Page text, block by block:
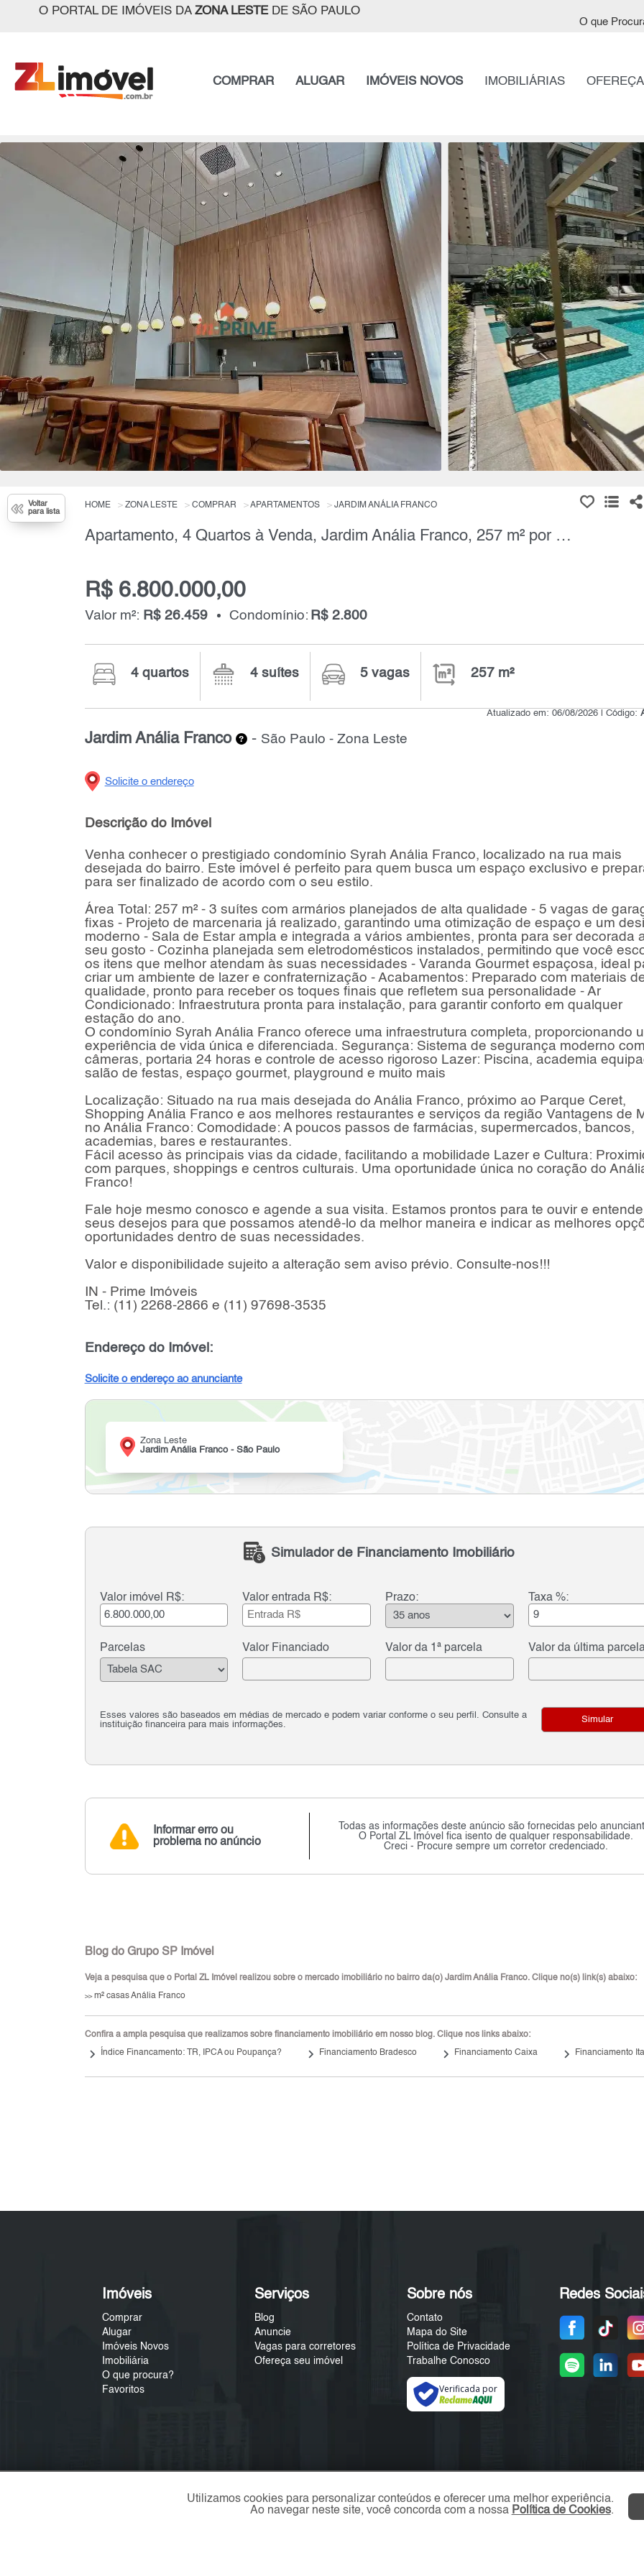
O PORTAL DE IMÓVEIS DA ZONA LESTEDE SÃO PAULO
O que
COMPRAR ALUGAR IMÓVEIS NOVOS IMOBILIÁRIAS
Voltar
para lista
HOME ZONA LESTE COMPRAR APARTAMENTOS JARDIM ANÁLIA FRANCO
Apartamento, 4 Quartos à Venda, Jardim Anália Franco, 257 m² por R$ 6.800.000,00
R$ 6.800.000,00
Valor m²: R$ 26.459 Condomínio: R$ 2.800
4 quartos 4 suítes 5 vagas 257 m²
Atualizado em: 06/08/2026 | Código:
Jardim Anália Franco - São Paulo - Zona Leste
Solicite o endereço
Descrição do Imóvel
Venha conhecer o prestigiado condomínio Syrah Anália Franco, localizado na rua mais
desejada do bairro. Este imóvel é perfeito para quem busca um espaço exclusivo e
para ser finalizado de acordo com o seu estilo.
Área Total: 257 m² - 3 suítes com armários planejados de alta qualidade - 5 vagas de
fixas - Projeto de marcenaria já realizado, garantindo uma otimização de espaço e um
moderno - Sala de Estar ampla e integrada a vários ambientes, pronta para ser decorada
seu gosto - Cozinha planejada sem eletrodomésticos instalados, permitindo que você
os itens que melhor atendam às suas necessidades - Varanda Gourmet espaçosa, ideal
criar um ambiente de lazer e confraternização - Acabamentos: Preparado com materiais
qualidade, pronto para receber os toques finais que refletem sua personalidade - Ar
Condicionado: Infraestrutura pronta para instalação, para garantir conforto em qualquer
estação do ano.
O condomínio Syrah Anália Franco oferece uma infraestrutura completa, proporcionando
experiência de vida única e diferenciada. Segurança: Sistema de segurança moderno
câmeras, portaria 24 horas e controle de acesso rigoroso Lazer: Piscina, academia
salão de festas, espaço gourmet, playground e muito mais
Localização: Situado na rua mais desejada do Anália Franco, próximo ao Parque Ceret,
Shopping Anália Franco e aos melhores restaurantes e serviços da região Vantagens de
no Anália Franco: Comodidade: A poucos passos de farmácias, supermercados, bancos,
academias, bares e restaurantes.
Fácil acesso às principais vias da cidade, facilitando a mobilidade Lazer e Cultura:
com parques, shoppings e centros culturais. Uma oportunidade única no coração do
Franco!
Fale hoje mesmo conosco e agende a sua visita. Estamos prontos para te ouvir e
seus desejos para que possamos atendê-lo da melhor maneira e indicar as melhores
oportunidades dentro de suas necessidades.
Valor e disponibilidade sujeito a alteração sem aviso prévio. Consulte-nos!!!
IN - Prime Imóveis
Tel.: (11) 2268-2866 e (11) 97698-3535
Endereço do Imóvel:
Solicite o endereço ao anunciante
Zona Leste
Jardim Anália Franco - São Paulo
Simulador de Financiamento Imobiliário
Valor imóvel R$: Valor entrada R$: Prazo: Taxa %:
Parcelas Valor Financiado Valor da 1ª parcela Valor da última
Esses valores são baseados em médias de mercado e podem variar conforme o seu perfil. Consulte a
instituição financeira para mais informações.
Simular
Informar erro ou
problema no anúncio
Todas as informações deste anúncio são fornecidas pelo
O Portal ZL Imóvel fica isento de qualquer responsabilidade.
Creci - Procure sempre um corretor credenciado.
Blog do Grupo SP Imóvel
Veja a pesquisa que o Portal ZL Imóvel realizou sobre o mercado imobiliário no bairro da(o) Jardim Anália Franco. Clique no(s) link(s) abaixo:
>>m² casas Anália Franco
Confira a ampla pesquisa que realizamos sobre financiamento imobiliário em nosso blog. Clique nos links abaixo:
keyboard_arrow_right Índice Financamento: TR, IPCA ou Poupança? keyboard_arrow_right Financiamento Bradesco keyboard_arrow_right Financiamento Caixa keyboard_arrow_right Financiamento
Imóveis
Comprar
Alugar
Imóveis Novos
Imobiliária
O que procura?
Favoritos
Serviços
Blog
Anuncie
Vagas para corretores
Ofereça seu imóvel
Sobre nós
Contato
Mapa do Site
Política de Privacidade
Trabalhe Conosco
Verificada por
Redes
Utilizamos cookies para personalizar conteúdos e oferecer uma melhor experiência.
Ao navegar neste site, você concorda com a nossa Política de Cookies.